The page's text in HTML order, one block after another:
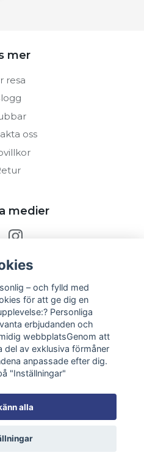
mer
resa
oss
medier
vårt nyhetsbrev
Prenumerera
Soak AB
– och fylld med
för att ge dig en
Personliga
erbjudanden och
webbplatsGenom att
del av exklusiva förmåner
anpassade efter dig.
"Inställningar"
alla